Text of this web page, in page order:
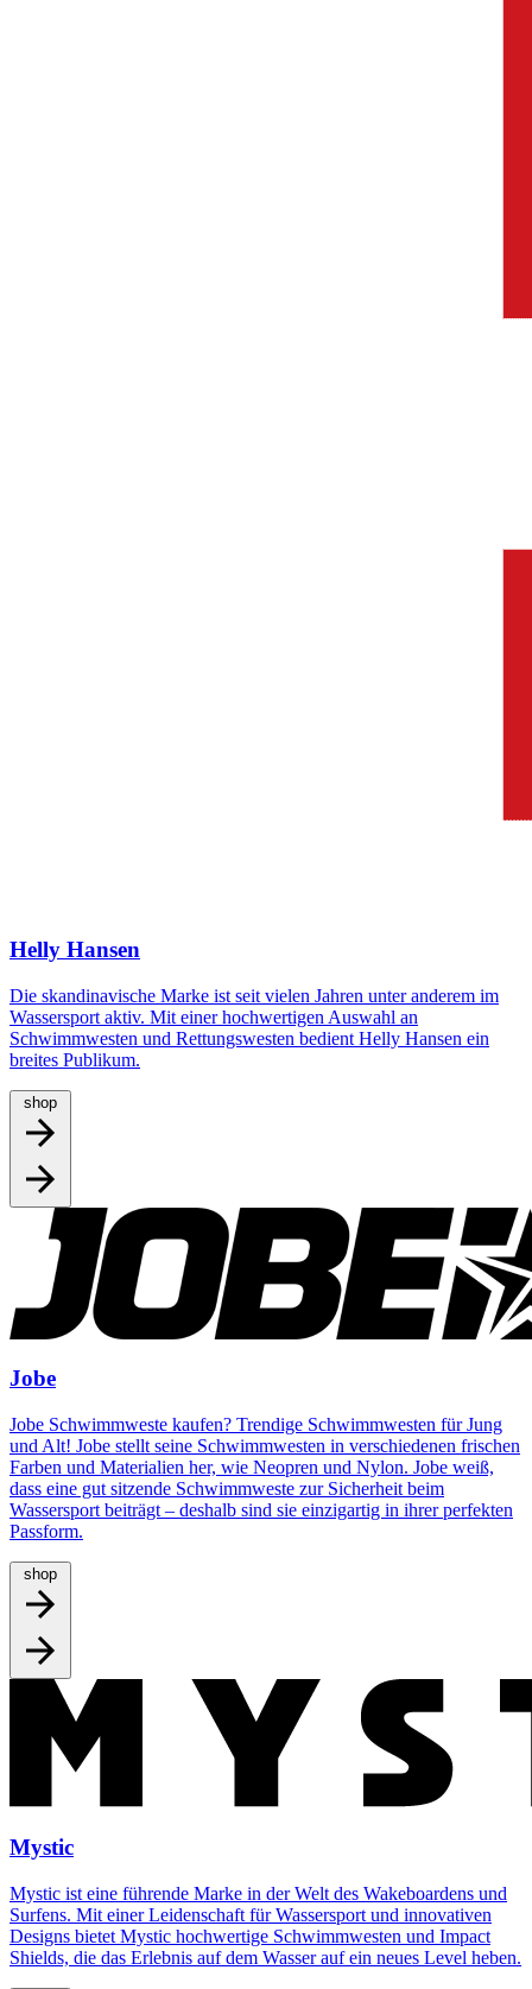
Helly Hansen
Die skandinavische Marke ist seit vielen Jahren unter anderem im
Wassersport aktiv. Mit einer hochwertigen Auswahl an
Schwimmwesten und Rettungswesten bedient Helly Hansen ein
breites Publikum.
shop
Jobe
Jobe Schwimmweste kaufen? Trendige Schwimmwesten für Jung
und Alt! Jobe stellt seine Schwimmwesten in verschiedenen frischen
Farben und Materialien her, wie Neopren und Nylon. Jobe weiß,
dass eine gut sitzende Schwimmweste zur Sicherheit beim
Wassersport beiträgt – deshalb sind sie einzigartig in ihrer perfekten
Passform.
shop
Mystic
Mystic ist eine führende Marke in der Welt des Wakeboardens und
Surfens. Mit einer Leidenschaft für Wassersport und innovativen
Designs bietet Mystic hochwertige Schwimmwesten und Impact
Shields, die das Erlebnis auf dem Wasser auf ein neues Level heben.